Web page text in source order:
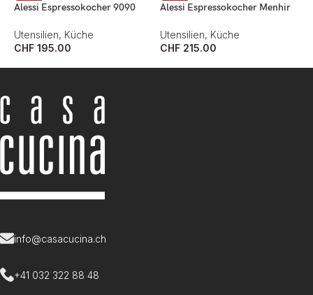
Alessi Espressokocher 9090
Utensilien, Küche
CHF 195.00
Alessi Espressokocher Menhir
Utensilien, Küche
CHF 215.00
info@casacucina.ch
+41 032 322 88 48